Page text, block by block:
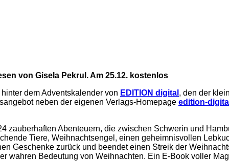
von Gisela Pekrul. Am 25.12. kostenlos
dem Adventskalender von EDITION digital , den der
neben der eigenen Verlags-Homepage edition-
Abenteuern, die zwischen Schwerin und
Tiere, Weihnachtsengel, einen geheimnisvollen
Geschenke zurück und beendet einen Streik der
wahren Bedeutung von Weihnachten. Ein E-Book voller